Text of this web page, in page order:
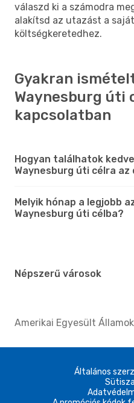
válaszd ki a számodra
alakítsd az utazást a
költségkeretedhez.
Gyakran
Waynesburg úti
kapcsolatban
Hogyan találhatok
Waynesburg úti célra az
Melyik hónap a legjobb
Waynesburg úti célba?
Népszerű városok
Amerikai Egyesült Államok
Általános